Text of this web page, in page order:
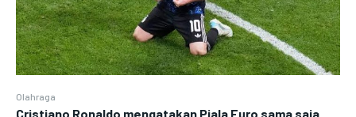
Olahraga
Cristiano Ronaldo mengatakan Piala Euro sama saja